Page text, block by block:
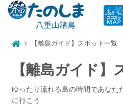
【離島ガイド】スポット一覧
【離島ガイド】
ゆったり流れる島の時間であなた
に行こう